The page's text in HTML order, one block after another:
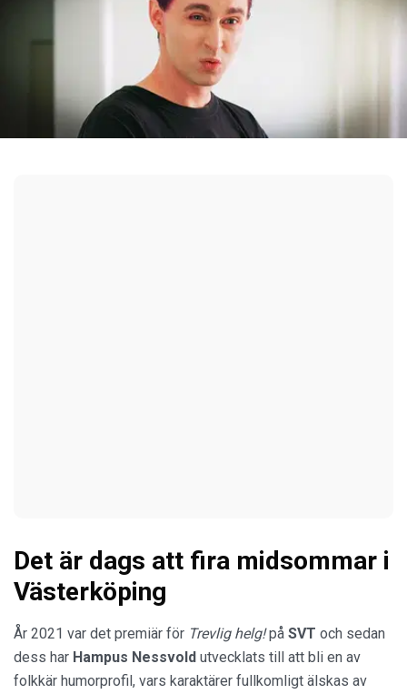
Det är dags att fira midsommar i
Västerköping
År 2021 var det premiär för Trevlig helg!på SVT och sedan
dess har Hampus Nessvold utvecklats till att bli en av
folkkär humorprofil, vars karaktärer fullkomligt älskas av